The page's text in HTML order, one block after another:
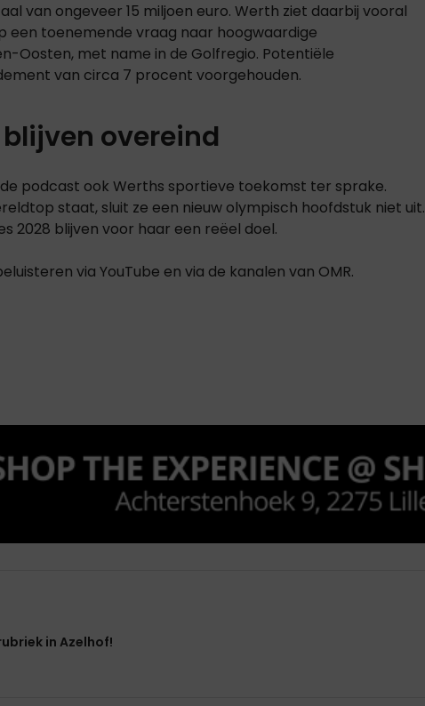
van ongeveer 15 miljoen euro. Werth ziet daarbij vooral
een toenemende vraag naar hoogwaardige
Oosten, met name in de Golfregio. Potentiële
van circa 7 procent voorgehouden.
overeind
podcast ook Werths sportieve toekomst ter sprake.
staat, sluit ze een nieuw olympisch hoofdstuk niet uit.
2028 blijven voor haar een reëel doel.
via YouTube en via de kanalen van OMR.
in Azelhof!